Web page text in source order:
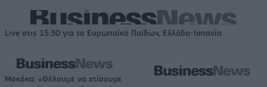
Live στις 15:30 για το Ευρωπαϊκό Παίδων, Ελλάδα-Ισπανία
Μοκόκα: «Θέλουμε να χτίσουμε